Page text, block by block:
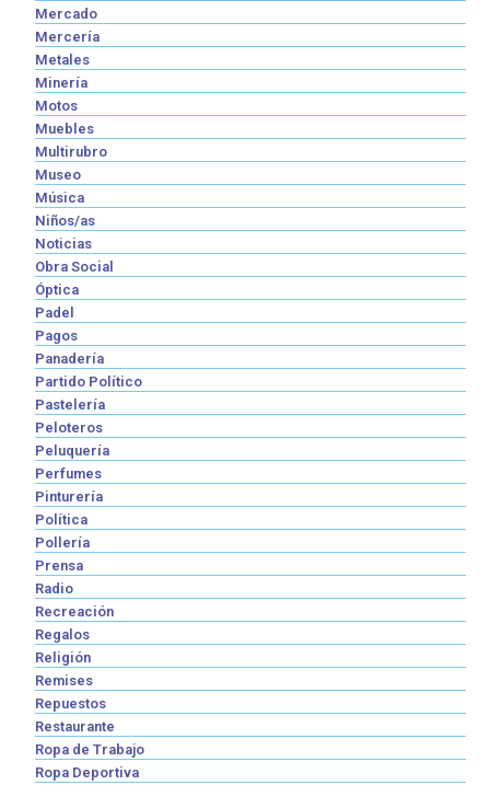
Mercado
Mercería
Metales
Minería
Motos
Muebles
Multirubro
Museo
Música
Niños/as
Noticias
Obra Social
Óptica
Padel
Pagos
Panadería
Partido Político
Pastelería
Peloteros
Peluquería
Perfumes
Pinturería
Política
Pollería
Prensa
Radio
Recreación
Regalos
Religión
Remises
Repuestos
Restaurante
Ropa de Trabajo
Ropa Deportiva